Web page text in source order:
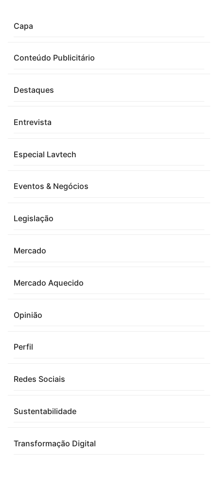
Capa
Conteúdo Publicitário
Destaques
Entrevista
Especial Lavtech
Eventos & Negócios
Legislação
Mercado
Mercado Aquecido
Opinião
Perfil
Redes Sociais
Sustentabilidade
Transformação Digital